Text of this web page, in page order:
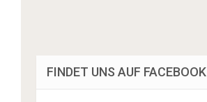
FINDET UNS AUF FACEBOOK